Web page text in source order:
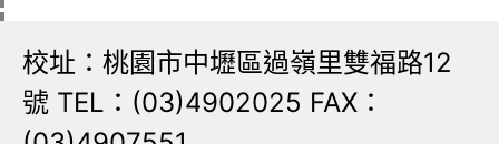
校址：桃園市中壢區過嶺里雙福路12
號 TEL：(03)4902025 FAX：